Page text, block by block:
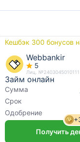
Кешбэк 300 бонусов
Webbankir
5
Лиц. №2403045010111
Займ онлайн
Сумма
Срок
Одобрение
Получить